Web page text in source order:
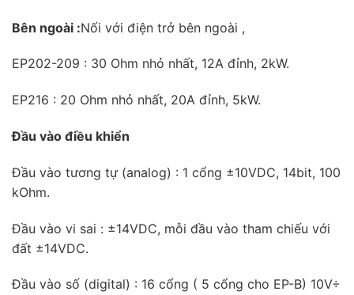
Bên ngoài :Nối với điện trở bên ngoài ,
EP202-209 : 30 Ohm nhỏ nhất, 12A đỉnh, 2kW.
EP216 : 20 Ohm nhỏ nhất, 20A đỉnh, 5kW.
Đầu vào điều khiển
Đầu vào tương tự (analog) : 1 cổng ±10VDC, 14bit, 100
kOhm.
Đầu vào vi sai : ±14VDC, mỗi đầu vào tham chiếu với
đất ±14VDC.
Đầu vào số (digital) : 16 cổng ( 5 cổng cho EP-B) 10V÷